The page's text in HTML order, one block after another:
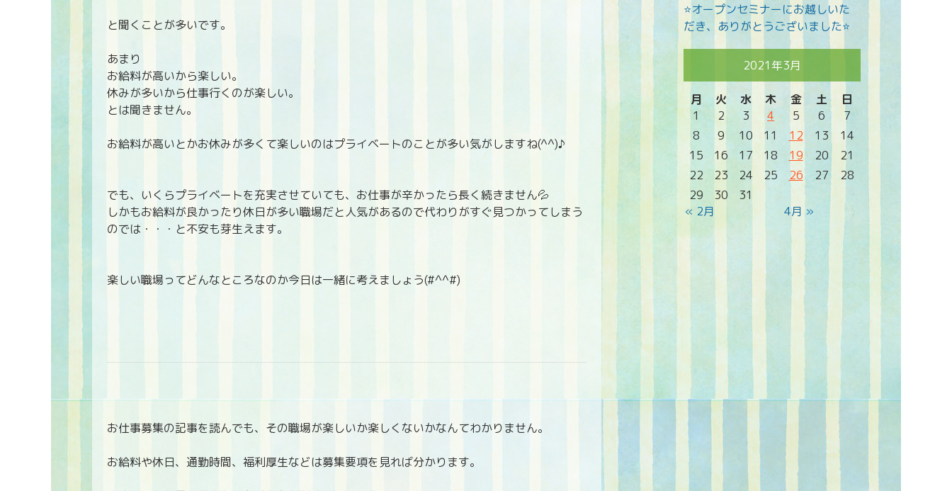
と聞くことが多いです。
あまり
お給料が高いから楽しい。
休みが多いから仕事行くのが楽しい。
とは聞きません。
お給料が高いとかお休みが多くて楽しいのはプライベートのことが多い気がしますね(^^)♪
でも、いくらプライベートを充実させていても、お仕事が辛かったら長く続きません💦
しかもお給料が良かったり休日が多い職場だと人気があるので代わりがすぐ見つかってしまう
のでは・・・と不安も芽生えます。
楽しい職場ってどんなところなのか今日は一緒に考えましょう(#^^#)
お仕事募集の記事を読んでも、その職場が楽しいか楽しくないかなんてわかりません。
お給料や休日、通勤時間、福利厚生などは募集要項を見れば分かります。
⭐オープンセミナーにお越しいた
だき、ありがとうございました⭐
2021年3月
月 火 水 木 金 土 日
« 2月 4月 »
1 2 3 4 5 6
7
8
9 10 11 12 13
14
15
16 17 18 19 20
21
22
23 24 25 26 27
28
29
30 31